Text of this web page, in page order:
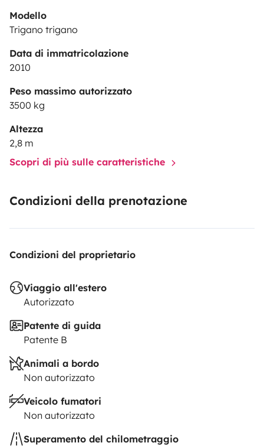
Modello
Trigano trigano
Data di immatricolazione
2010
Peso massimo autorizzato
3500 kg
Altezza
2,8 m
Scopri di più sulle caratteristiche
Condizioni della prenotazione
Condizioni del proprietario
Viaggio all'estero
Autorizzato
Patente di guida
Patente B
Animali a bordo
Non autorizzato
Veicolo fumatori
Non autorizzato
Superamento del chilometraggio